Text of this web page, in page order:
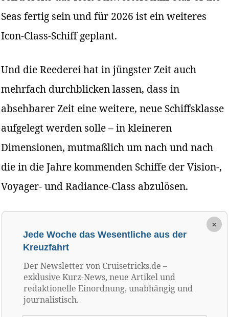
Seas fertig sein und für 2026 ist ein weiteres
Icon-Class-Schiff geplant.
Und die Reederei hat in jüngster Zeit auch
mehrfach durchblicken lassen, dass in
absehbarer Zeit eine weitere, neue Schiffsklasse
aufgelegt werden solle – in kleineren
Dimensionen, mutmaßlich um nach und nach
die in die Jahre kommenden Schiffe der Vision-,
Voyager- und Radiance-Class abzulösen.
×
Jede Woche das Wesentliche aus der
Kreuzfahrt
Der Newsletter von Cruisetricks.de –
exklusive Kurz-News, neue Artikel und
redaktionelle Einordnung, unabhängig und
journalistisch.